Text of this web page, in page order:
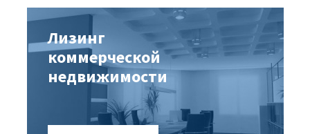
Лизинг
коммерческой
недвижимости